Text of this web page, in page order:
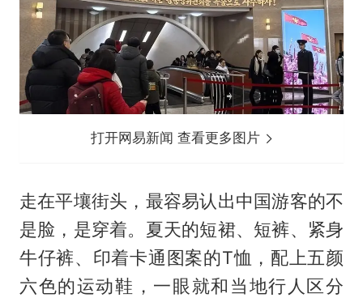
打开网易新闻 查看更多图片
走在平壤街头，最容易认出中国游客的不
是脸，是穿着。夏天的短裙、短裤、紧身
牛仔裤、印着卡通图案的T恤，配上五颜
六色的运动鞋，一眼就和当地行人区分